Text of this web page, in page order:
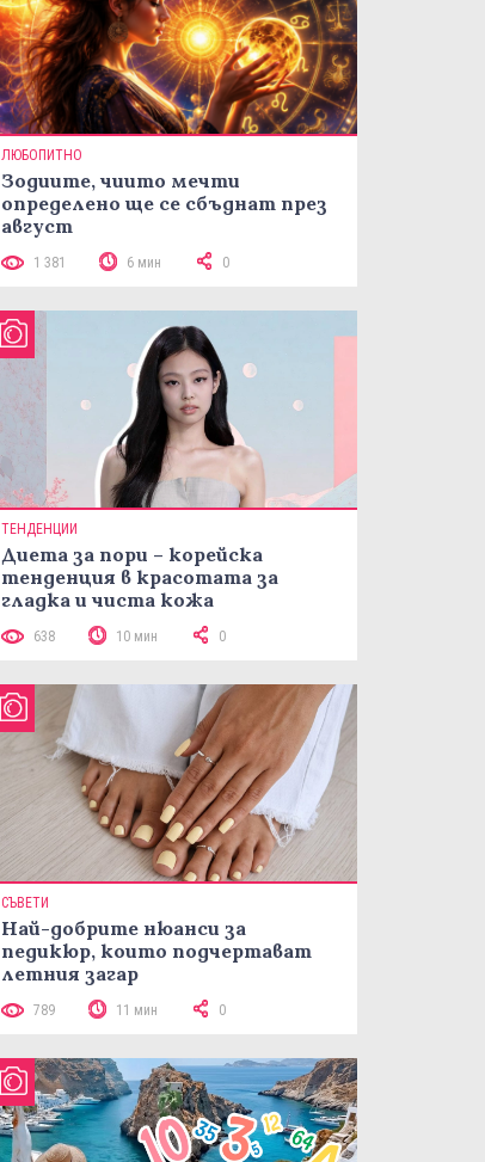
ЛЮБОПИТНО
Зодиите, чиито мечти
определено ще се сбъднат през
август
1 381 6 мин 0
ТЕНДЕНЦИИ
Диета за пори – корейска
тенденция в красотата за
гладка и чиста кожа
638 10 мин 0
СЪВЕТИ
Най-добрите нюанси за
педикюр, които подчертават
летния загар
789 11 мин 0